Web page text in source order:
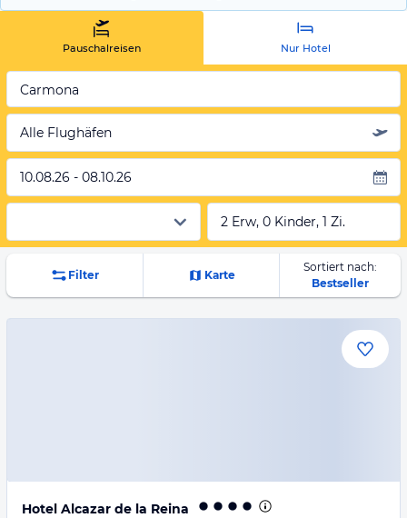
Pauschalreisen Nur Hotel
Carmona
Alle Flughäfen
10.08.26 - 08.10.26
2 Erw, 0 Kinder, 1 Zi.
Filter Karte
Sortiert nach:
Bestseller
Hotel Alcazar de la Reina